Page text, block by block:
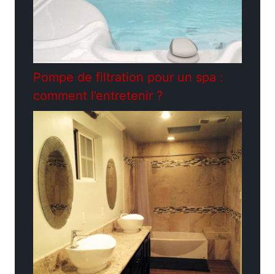
Pompe de filtration pour un spa :
comment l’entretenir ?